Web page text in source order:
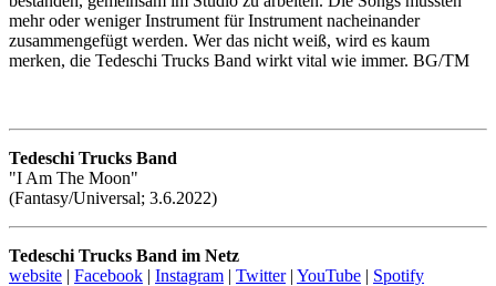
mehr oder weniger Instrument für Instrument nacheinander
zusammengefügt werden. Wer das nicht weiß, wird es kaum
merken, die Tedeschi Trucks Band wirkt vital wie immer. BG/TM
Tedeschi Trucks Band
"I Am The Moon"
(Fantasy/Universal; 3.6.2022)
Tedeschi Trucks Band im Netz
website | Facebook | Instagram | Twitter| YouTube | Spotify